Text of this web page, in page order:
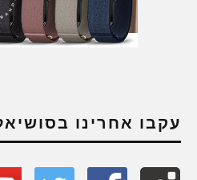
עקבו אחרינו